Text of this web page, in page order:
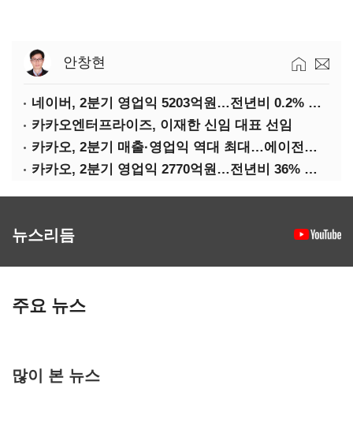
안창현
네이버, 2분기 영업익 5203억원…전년비 0.2% 감소
카카오엔터프라이즈, 이재한 신임 대표 선임
카카오, 2분기 매출·영업익 역대 최대…에이전트 AI 수익화 관건
카카오, 2분기 영업익 2770억원…전년비 36% 증가
뉴스리듬
주요 뉴스
많이 본 뉴스